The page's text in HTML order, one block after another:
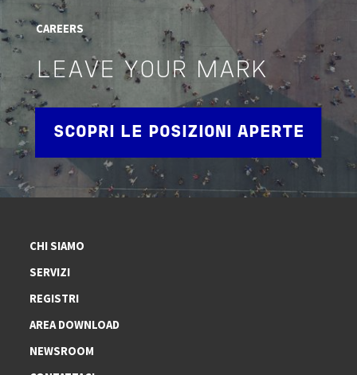
CAREERS
LEAVE YOUR MARK
SCOPRI LE POSIZIONI APERTE
CHI SIAMO
SERVIZI
REGISTRI
AREA DOWNLOAD
NEWSROOM